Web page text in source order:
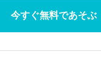
今すぐ無料であそぶ